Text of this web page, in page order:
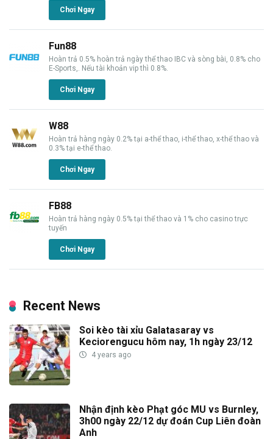
Chơi Ngay
Fun88
Hoàn trả 0.5% hoàn trả ngày thể thao IBC và sòng bài, 0.8% cho
E-Sports,. Nếu tài khoản vip thì 0.8%.
Chơi Ngay
W88
Hoàn trả hàng ngày 0.2% tại a-thể thao, i-thể thao, x-thể thao và
0.3% tại e-thể thao.
Chơi Ngay
FB88
Hoàn trả hàng ngày 0.5% tại thể thao và 1% cho casino trực
tuyến
Chơi Ngay
Recent News
Soi kèo tài xỉu Galatasaray vs
Keciorengucu hôm nay, 1h ngày 23/12
4 years ago
Nhận định kèo Phạt góc MU vs Burnley,
3h00 ngày 22/12 dự đoán Cup Liên đoàn
Anh